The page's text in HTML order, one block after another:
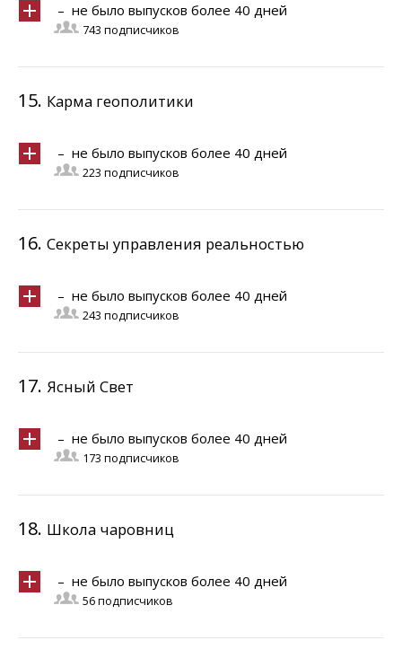
– не было выпусков более 40 дней
743 подписчиков
15. Карма геополитики
– не было выпусков более 40 дней
223 подписчиков
16. Секреты управления реальностью
– не было выпусков более 40 дней
243 подписчиков
17. Ясный Свет
– не было выпусков более 40 дней
173 подписчиков
18. Школа чаровниц
– не было выпусков более 40 дней
56 подписчиков